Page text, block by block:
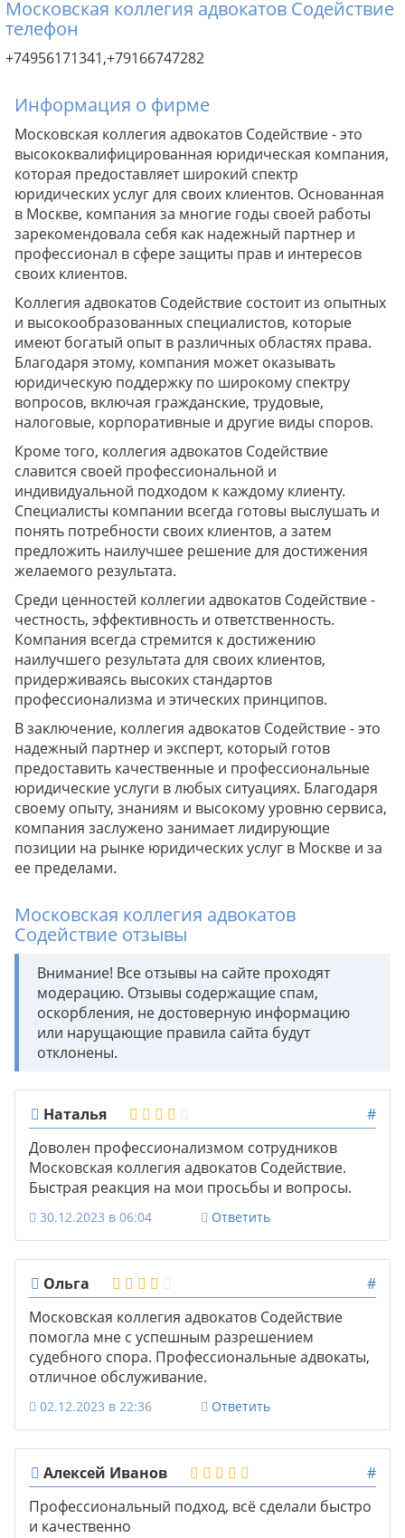
Московская коллегия адвокатов Содействие
телефон
+74956171341,+79166747282
Информация о фирме
Московская коллегия адвокатов Содействие - это
высококвалифицированная юридическая компания,
которая предоставляет широкий спектр
юридических услуг для своих клиентов. Основанная
в Москве, компания за многие годы своей работы
зарекомендовала себя как надежный партнер и
профессионал в сфере защиты прав и интересов
своих клиентов.
Коллегия адвокатов Содействие состоит из опытных
и высокообразованных специалистов, которые
имеют богатый опыт в различных областях права.
Благодаря этому, компания может оказывать
юридическую поддержку по широкому спектру
вопросов, включая гражданские, трудовые,
налоговые, корпоративные и другие виды споров.
Кроме того, коллегия адвокатов Содействие
славится своей профессиональной и
индивидуальной подходом к каждому клиенту.
Специалисты компании всегда готовы выслушать и
понять потребности своих клиентов, а затем
предложить наилучшее решение для достижения
желаемого результата.
Среди ценностей коллегии адвокатов Содействие -
честность, эффективность и ответственность.
Компания всегда стремится к достижению
наилучшего результата для своих клиентов,
придерживаясь высоких стандартов
профессионализма и этических принципов.
В заключение, коллегия адвокатов Содействие - это
надежный партнер и эксперт, который готов
предоставить качественные и профессиональные
юридические услуги в любых ситуациях. Благодаря
своему опыту, знаниям и высокому уровню сервиса,
компания заслужено занимает лидирующие
позиции на рынке юридических услуг в Москве и за
ее пределами.
Московская коллегия адвокатов
Содействие отзывы
Внимание! Все отзывы на сайте проходят
модерацию. Отзывы содержащие спам,
оскорбления, не достоверную информацию
или нарущающие правила сайта будут
отклонены.
Наталья
#
Доволен профессионализмом сотрудников
Московская коллегия адвокатов Содействие.
Быстрая реакция на мои просьбы и вопросы.
30.12.2023 в 06:04 Ответить
Ольга
#
Московская коллегия адвокатов Содействие
помогла мне с успешным разрешением
судебного спора. Профессиональные адвокаты,
отличное обслуживание.
02.12.2023 в 22:36 Ответить
Алексей Иванов
#
Профессиональный подход, всё сделали быстро
и качественно